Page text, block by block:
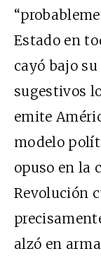
Estado en
cayó bajo
sugestivos
emite
modelo
opuso en la
Revolución
alzó en